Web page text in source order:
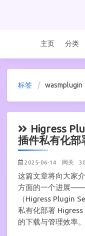
主页 分类
标签 wasmplugin
Higress
插件私有化部
2025-06-14 网关
这篇文章将向大家
方面的一个进展
（Higress Plugin
私有化部署
的下载与管理效率。